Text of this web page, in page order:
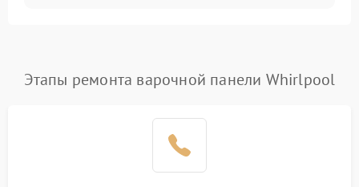
Этапы ремонта варочной панели Whirlpool